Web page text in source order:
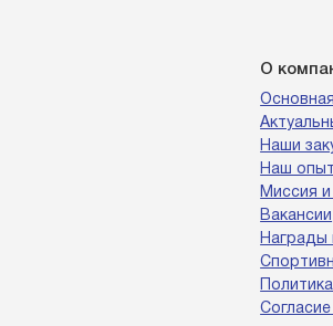
О
Наши
Наш опыт
Миссия
Вакансии
Награды